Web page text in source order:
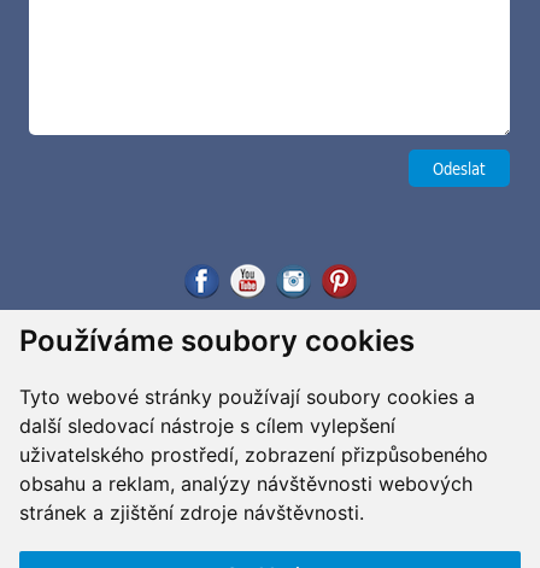
Používáme soubory cookies
Tyto webové stránky používají soubory cookies a
další sledovací nástroje s cílem vylepšení
uživatelského prostředí, zobrazení přizpůsobeného
obsahu a reklam, analýzy návštěvnosti webových
stránek a zjištění zdroje návštěvnosti.